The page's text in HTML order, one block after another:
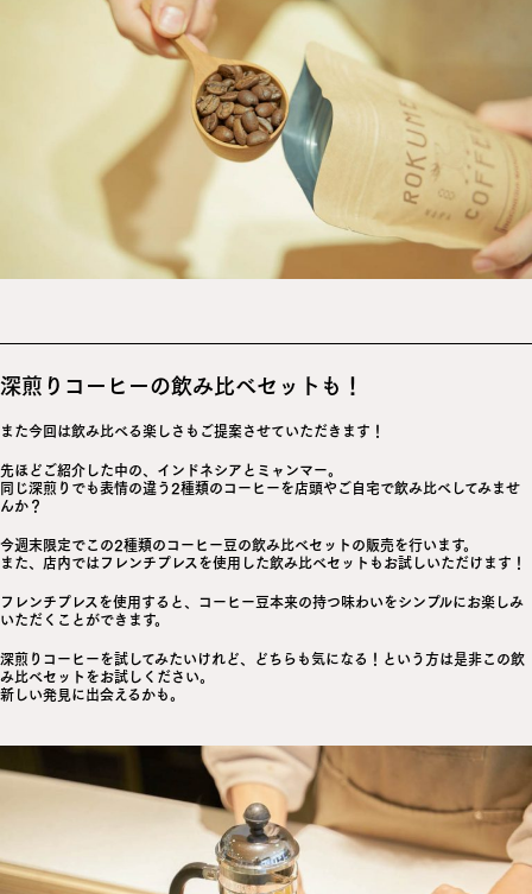
深煎りコーヒーの飲み比べセットも！
また今回は飲み比べる楽しさもご提案させていただきます！
先ほどご紹介した中の、インドネシアとミャンマー。
同じ深煎りでも表情の違う2種類のコーヒーを店頭やご自宅で飲み比べしてみませ
んか？
今週末限定でこの2種類のコーヒー豆の飲み比べセットの販売を行います。
また、店内ではフレンチプレスを使用した飲み比べセットもお試しいただけます！
フレンチプレスを使用すると、コーヒー豆本来の持つ味わいをシンプルにお楽しみ
いただくことができます。
深煎りコーヒーを試してみたいけれど、どちらも気になる！という方は是非この飲
み比べセットをお試しください。
新しい発見に出会えるかも。